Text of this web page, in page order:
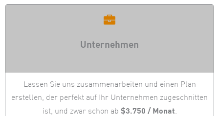
Unternehmen
Lassen Sie uns zusammenarbeiten und einen Plan
erstellen, der perfekt auf Ihr Unternehmen zugeschnitten
ist, und zwar schon ab $3.750 / Monat